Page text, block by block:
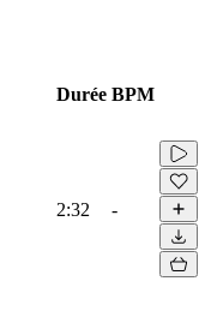
Durée BPM
2:32 -